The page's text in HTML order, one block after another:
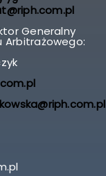
Generalny
Arbitrażowego: